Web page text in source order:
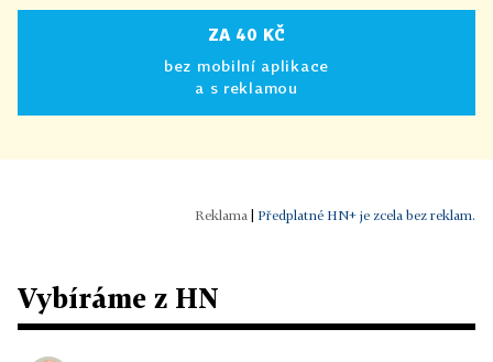
ZA 40 KČ
bez mobilní aplikace
a s reklamou
Předplatné HN+ je zcela bez reklam.
Vybíráme z HN